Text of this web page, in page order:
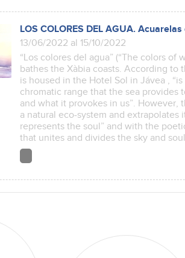
LOS COLORES DEL AGUA.
13/06/2022 al 15/10/2022
“Los colores del agua” (“The colors of
bathes the Xàbia coasts. According
is housed in the Hotel Sol in Jávea ,
chromatic range that the sea provides
and what it provokes in us”. However,
a natural eco-system and extrapolates
represents the soul” and with the
that unites and divides the sky and